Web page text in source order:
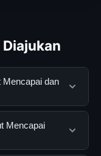
Mencapai dan
adalah layanan
pengguna
Anda
Mencapai